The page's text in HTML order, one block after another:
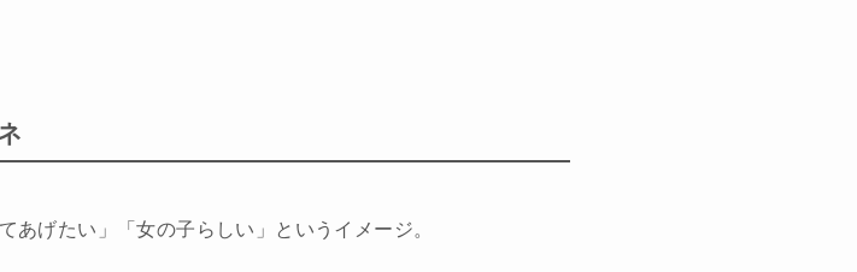
げたい」「女の子らしい」というイメージ。